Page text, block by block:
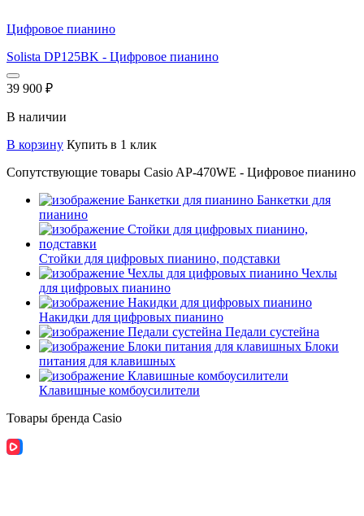
Цифровое пианино
Solista DP125BK - Цифровое пианино
39 900 ₽
В наличии
В корзину Купить в 1 клик
Сопутствующие товары Casio AP-470WE - Цифровое пианино
Банкетки для
пианино
Стойки для цифровых пианино, подставки
Чехлы
для цифровых пианино
Накидки для цифровых пианино
Педали сустейна
Блоки
питания для клавишных
Клавишные комбоусилители
Товары бренда Casio